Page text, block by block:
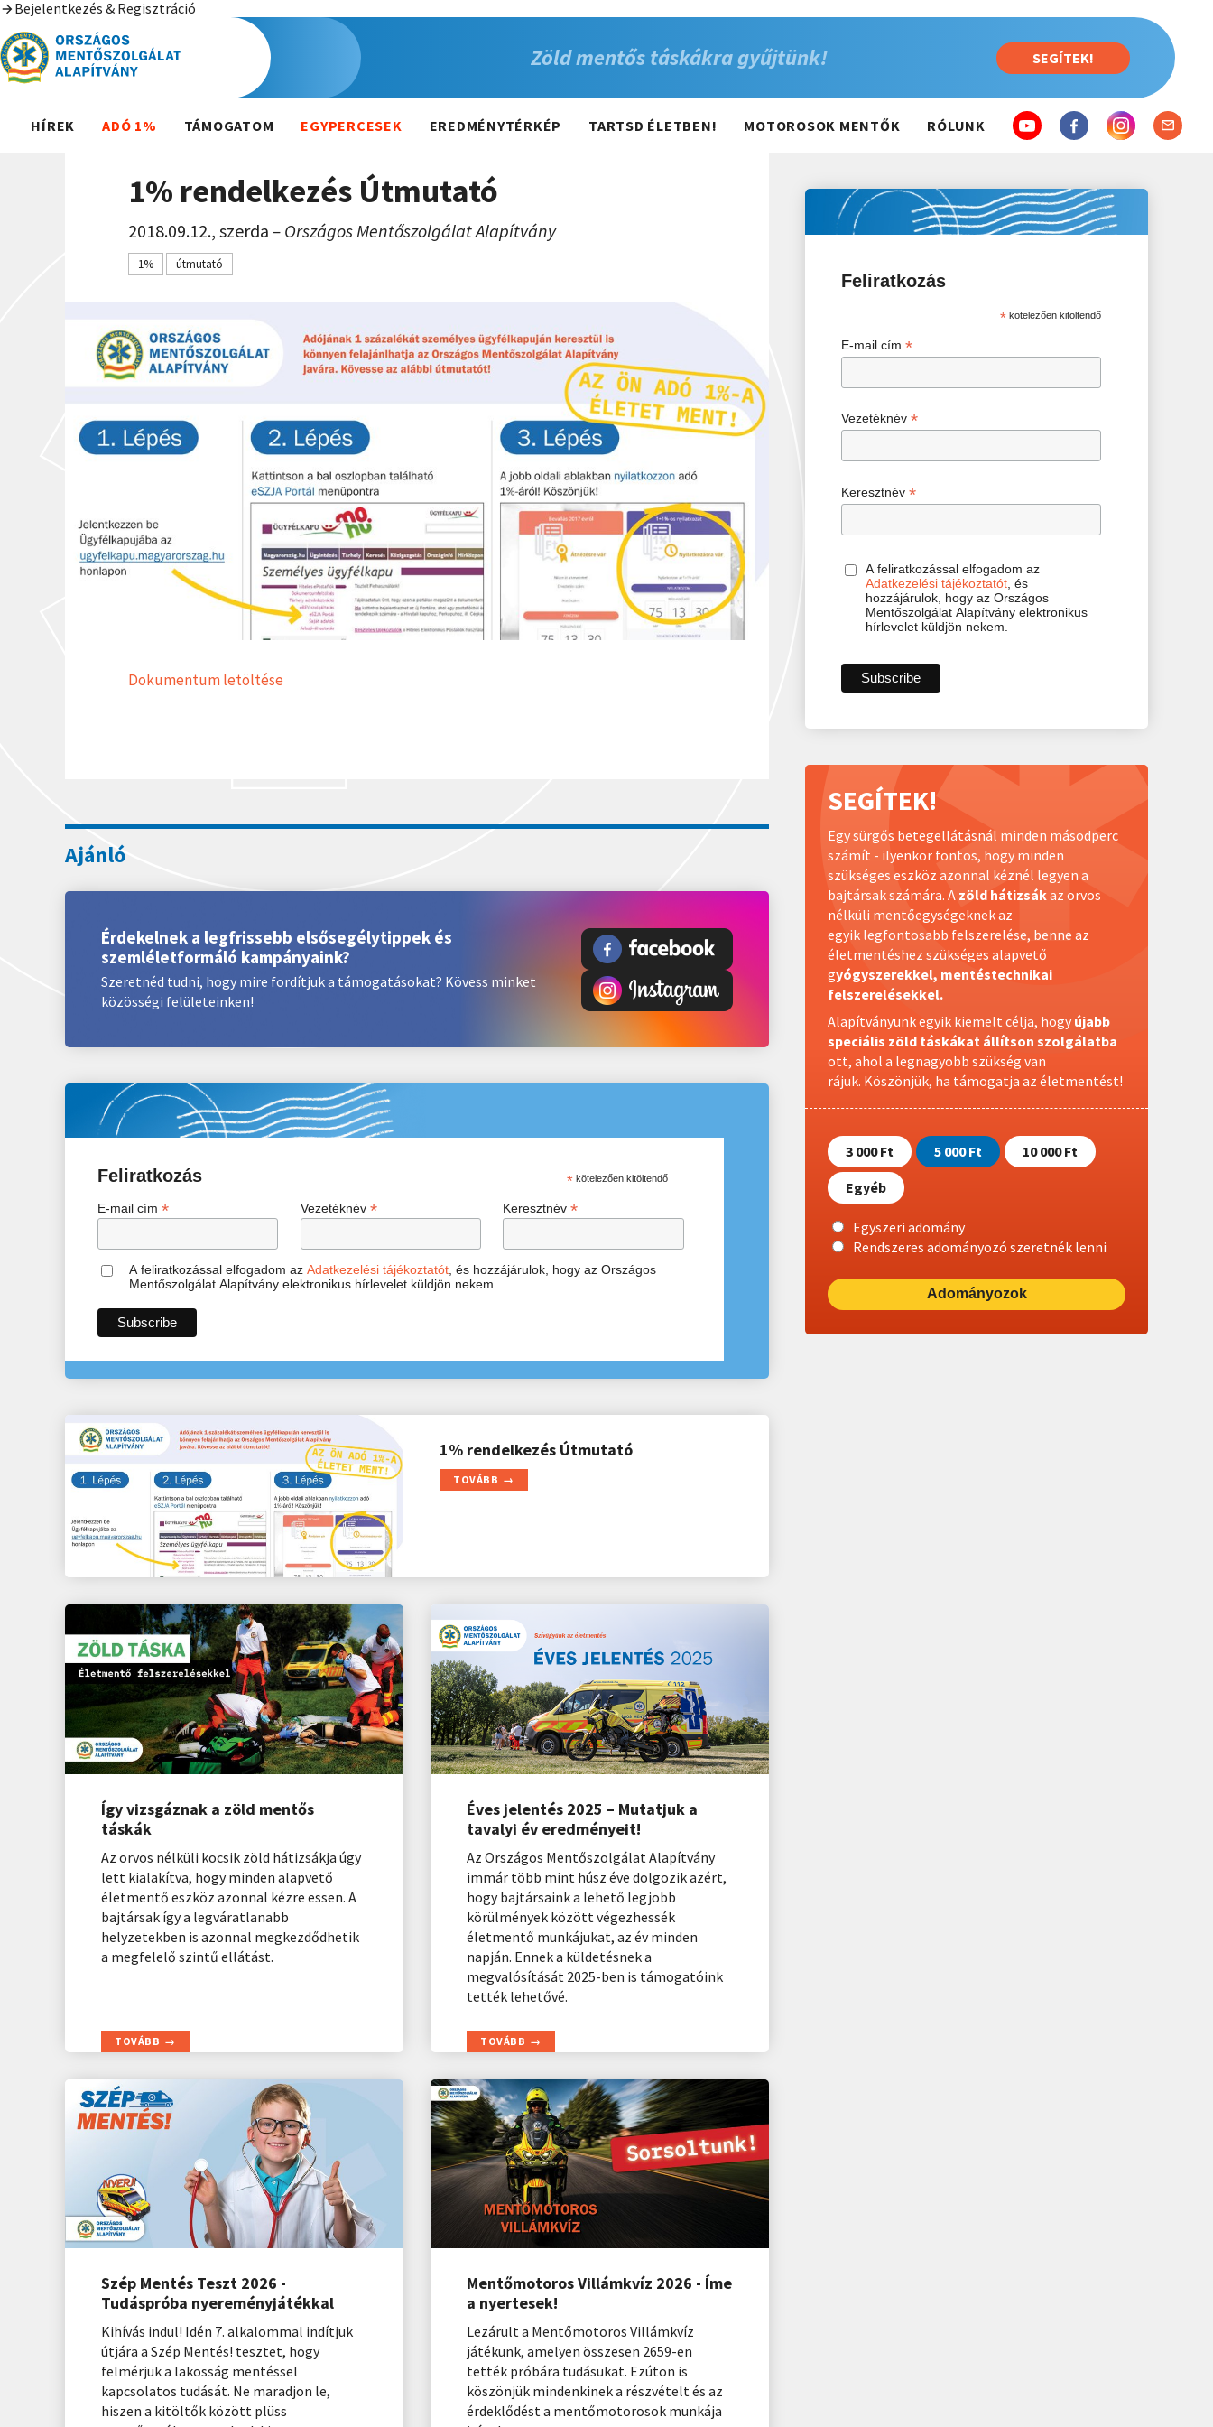
Bejelentkezés & Regisztráció
Zöld mentős táskákra gyűjtünk! SEGÍTEK!
HÍREK ADÓ 1% TÁMOGATOM EGYPERCESEK EREDMÉNYTÉRKÉP TARTSD ÉLETBEN! MOTOROSOK MENTŐK RÓLUNK
1% rendelkezés Útmutató
2018.09.12., szerda Országos Mentőszolgálat Alapítvány
1% útmutató
Dokumentum letöltése
Érdekelnek a legfrissebb elsősegélytippek és
szemléletformáló kampányaink?
Szeretnéd tudni, hogy mire fordítjuk a támogatásokat? Kövess minket
közösségi felületeinken!
Feliratkozás *kötelezően kitöltendő
E-mail cím * Vezetéknév * Keresztnév*
A feliratkozással elfogadom az Adatkezelési tájékoztatót , és hozzájárulok, hogy az Országos
Mentőszolgálat Alapítvány elektronikus hírlevelet küldjön nekem.
1% rendelkezés Útmutató
TOVÁBB
Így vizsgáznak a zöld mentős
táskák
Az orvos nélküli kocsik zöld hátizsákja úgy
lett kialakítva, hogy minden alapvető
életmentő eszköz azonnal kézre essen. A
bajtársak így a legváratlanabb
helyzetekben is azonnal megkezdődhetik
a megfelelő szintű ellátást.
TOVÁBB
Éves jelentés 2025 – Mutatjuk a
tavalyi év eredményeit!
Az Országos Mentőszolgálat Alapítvány
immár több mint húsz éve dolgozik azért,
hogy bajtársaink a lehető legjobb
körülmények között végezhessék
életmentő munkájukat, az év minden
napján. Ennek a küldetésnek a
megvalósítását 2025-ben is támogatóink
tették lehetővé.
TOVÁBB
Szép Mentés Teszt 2026 -
Tudáspróba nyereményjátékkal
Kihívás indul! Idén 7. alkalommal indítjuk
útjára a Szép Mentés! tesztet, hogy
felmérjük a lakosság mentéssel
kapcsolatos tudását. Ne maradjon le,
hiszen a kitöltők között plüss
Mentőmotoros Villámkvíz 2026 - Íme
a nyertesek!
Lezárult a Mentőmotoros Villámkvíz
játékunk, amelyen összesen 2659-en
tették próbára tudásukat. Ezúton is
köszönjük mindenkinek a részvételt és az
érdeklődést a mentőmotorosok munkája
Feliratkozás
* kötelezően kitöltendő
E-mail cím *
Vezetéknév *
Keresztnév *
A feliratkozással elfogadom az
Adatkezelési tájékoztatót , és
hozzájárulok, hogy az Országos
Mentőszolgálat Alapítvány elektronikus
hírlevelet küldjön nekem.
SEGÍTEK!
Egy sürgős betegellátásnál minden másodperc
számít - ilyenkor fontos, hogy minden
szükséges eszköz azonnal kéznél legyen a
bajtársak számára. A zöld hátizsákaz orvos
nélküli mentőegységeknek az
egyik legfontosabb felszerelése, benne az
életmentéshez szükséges alapvető
gyógyszerekkel, mentéstechnikai
felszerelésekkel.
Alapítványunk egyik kiemelt célja, hogy újabb
speciális zöld táskákat állítson szolgálatba
ott, ahol a legnagyobb szükség van
rájuk. Köszönjük, ha támogatja az életmentést!
3 000 Ft 5 000 Ft
10 000 Ft
Egyéb
Egyszeri adomány
Rendszeres adományozó szeretnék lenni
Adományozok